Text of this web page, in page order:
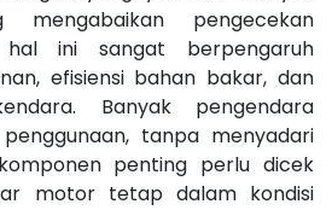
mengabaikan pengecekan
ini sangat berpengaruh
efisiensi bahan bakar, dan
Banyak pengendara
tanpa menyadari
penting perlu dicek
motor tetap dalam kondisi